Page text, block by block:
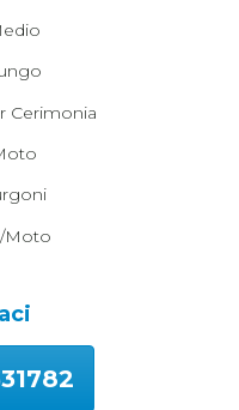
Cerimonia
moto